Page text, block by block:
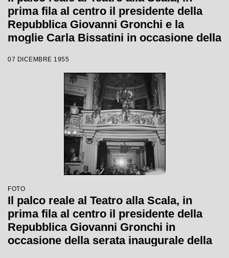
prima fila al centro il presidente della
Repubblica Giovanni Gronchi e la
moglie Carla Bissatini in occasione della
1955-1956 con l'opera "Norma" di
Vincenzo Bellini, diretta da Antonino
Votto, con la regia di Margherita
07 DICEMBRE 1955
FOTO
Il palco reale al Teatro alla Scala, in
prima fila al centro il presidente della
Repubblica Giovanni Gronchi in
occasione della serata inaugurale della